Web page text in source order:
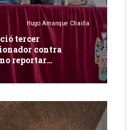
Hugo Amanque Chaiña
tercer
contra
reportar